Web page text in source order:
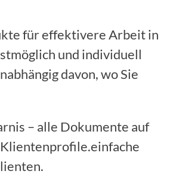
für effektivere Arbeit in
und individuell
davon, wo Sie
– alle Dokumente auf